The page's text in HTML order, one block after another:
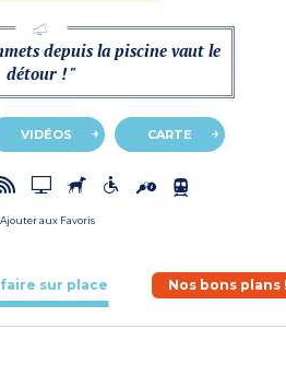
depuis la piscine vaut le
détour ! "
VIDÉOS CARTE
Ajouter aux Favoris
faire sur place Nos bons plans